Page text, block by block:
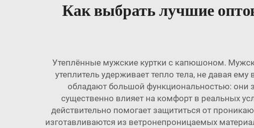
Как выбрать лучшие
Утеплённые мужские куртки с капюшоном.
утеплитель удерживает тепло тела, не давая
обладают большой функциональностью: они
существенно влияет на комфорт в реальных
действительно помогает защититься от
изготавливаются из ветронепроницаемых